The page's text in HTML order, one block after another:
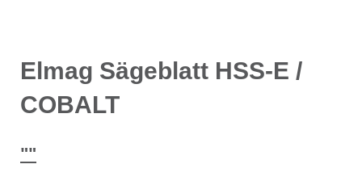
Elmag Sägeblatt HSS-E /
COBALT
""